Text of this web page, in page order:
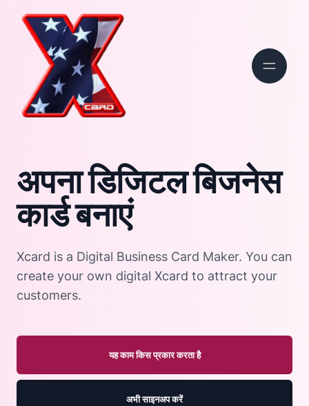
अपना डिजिटल बिजनेस
कार्ड बनाएं
Xcard is a Digital Business Card Maker. You can
create your own digital Xcard to attract your
customers.
यह काम किस प्रकार करता है
अभी साइनअप करें